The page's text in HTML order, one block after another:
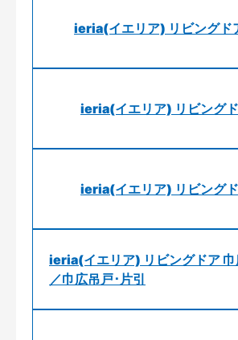
ieria(イエリア) リビングド
ieria(イエリア) リビング
ieria(イエリア) リビング
ieria(イエリア) リビングドア 巾
／巾広吊戸･片引